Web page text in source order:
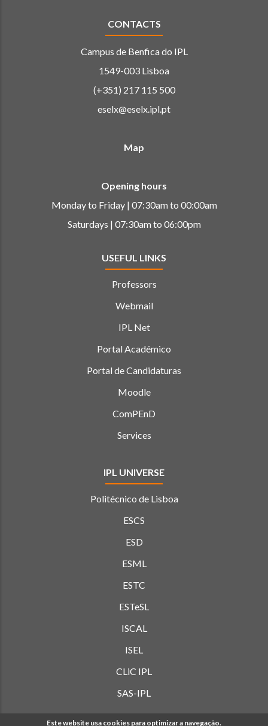
CONTACTS
Campus de Benfica do IPL
1549-003 Lisboa
(+351) 217 115 500
eselx@eselx.ipl.pt
Map
Opening hours
Monday to Friday | 07:30am to 00:00am
Saturdays | 07:30am to 06:00pm
USEFUL LINKS
Professors
Webmail
IPL Net
Portal Académico
Portal de Candidaturas
Moodle
ComPEnD
Services
IPL UNIVERSE
Politécnico de Lisboa
ESCS
ESD
ESML
ESTC
ESTeSL
ISCAL
ISEL
CLiC IPL
SAS-IPL
Este website usa cookies para optimizar a navegação.